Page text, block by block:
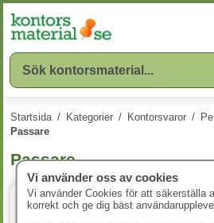
Startsida / Kategorier / Kontorsvaror /
Passare
Passare
Vi använder oss av cookies
Vi använder Cookies för att säkerställa
korrekt och ge dig bäst